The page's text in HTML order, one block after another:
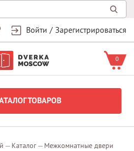
Войти / Зарегистрироваться
0
ТОВАРОВ
Каталог
Межкомнатные двери